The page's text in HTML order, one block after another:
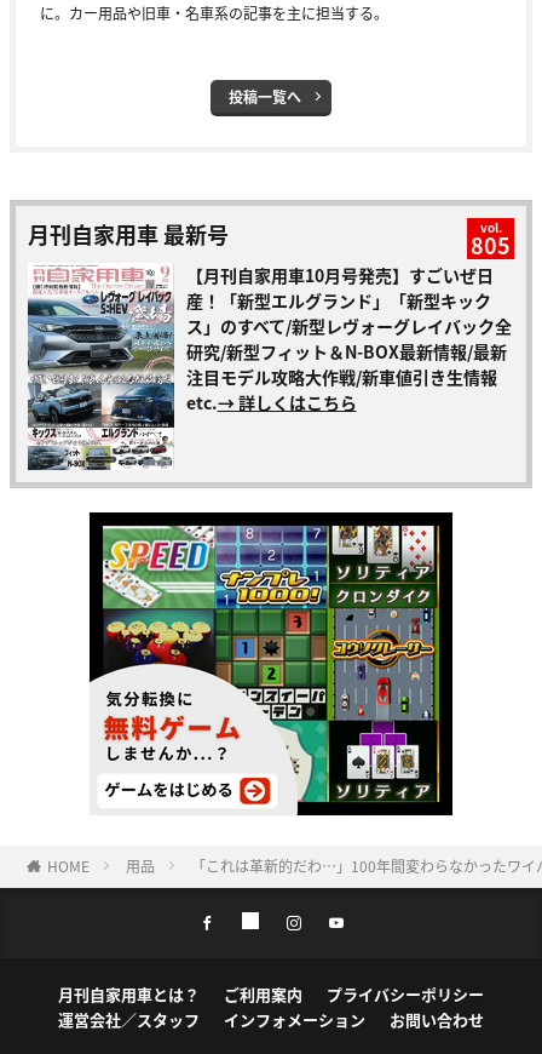
に。カー用品や旧車・名車系の記事を主に担当する。
投稿一覧へ
月刊自家用車 最新号 vol.
805
【月刊自家用車10月号発売】すごいぜ日
産！「新型エルグランド」「新型キック
ス」のすべて/新型レヴォーグレイバック全
研究/新型フィット＆N-BOX最新情報/最新
注目モデル攻略大作戦/新車値引き生情報
etc.→ 詳しくはこちら
HOME 用品 「これは革新的だわ…」100年間変わらなかったワ
月刊自家用車とは？ ご利用案内
プライバシーポリシー
運営会社／スタッフ
インフォメーション お問い合わせ